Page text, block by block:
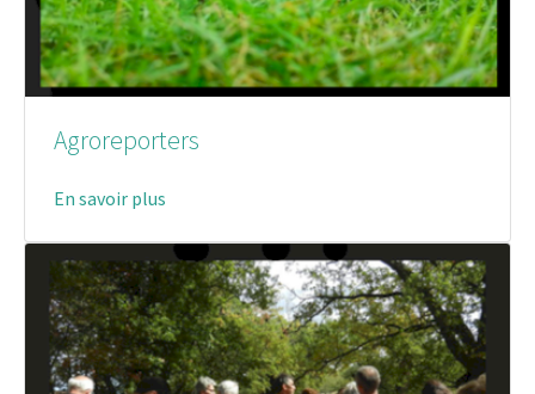
Agroreporters
En savoir plus